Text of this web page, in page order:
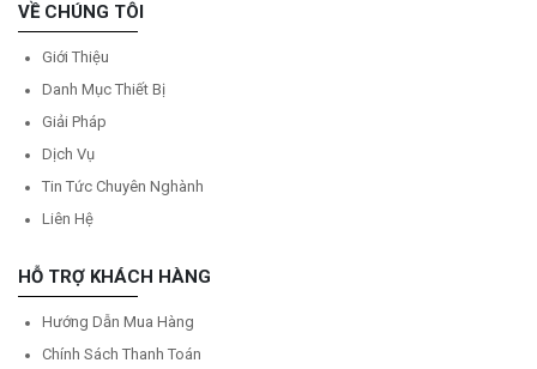
VỀ CHÚNG TÔI
Giới Thiệu
Danh Mục Thiết Bị
Giải Pháp
Dịch Vụ
Tin Tức Chuyên Nghành
Liên Hệ
HỖ TRỢ KHÁCH HÀNG
Hướng Dẫn Mua Hàng
Chính Sách Thanh Toán